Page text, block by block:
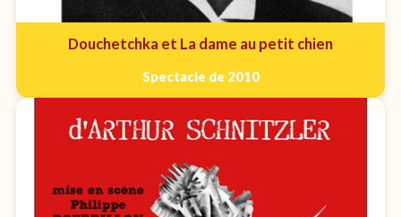
Douchetchka et La dame au petit chien
Spectacle de 2010